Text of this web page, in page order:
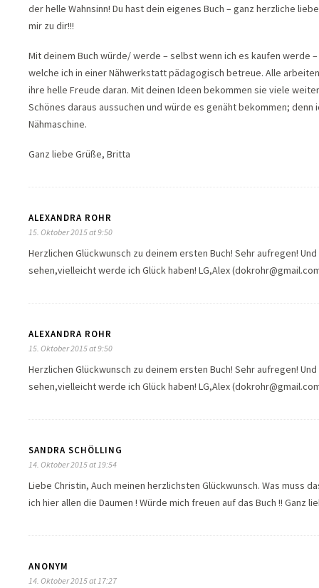
der helle Wahnsinn! Du hast dein eigenes Buch – ganz herzliche
mir zu dir!!!
Mit deinem Buch würde/ werde – selbst wenn ich es kaufen werde
welche ich in einer Nähwerkstatt pädagogisch betreue. Alle
ihre helle Freude daran. Mit deinen Ideen bekommen sie viele
Schönes daraus aussuchen und würde es genäht bekommen;
Nähmaschine.
Ganz liebe Grüße, Britta
ALEXANDRA ROHR
15. Oktober 2015 at 9:50
Herzlichen Glückwunsch zu deinem ersten Buch! Sehr aufregen!
sehen,vielleicht werde ich Glück haben! LG,Alex
ALEXANDRA ROHR
15. Oktober 2015 at 9:50
Herzlichen Glückwunsch zu deinem ersten Buch! Sehr aufregen!
sehen,vielleicht werde ich Glück haben! LG,Alex
SANDRA SCHÖLLING
14. Oktober 2015 at 19:54
Liebe Christin, Auch meinen herzlichsten Glückwunsch. Was muss
ich hier allen die Daumen ! Würde mich freuen auf das Buch !! Ganz
ANONYM
14. Oktober 2015 at 17:27